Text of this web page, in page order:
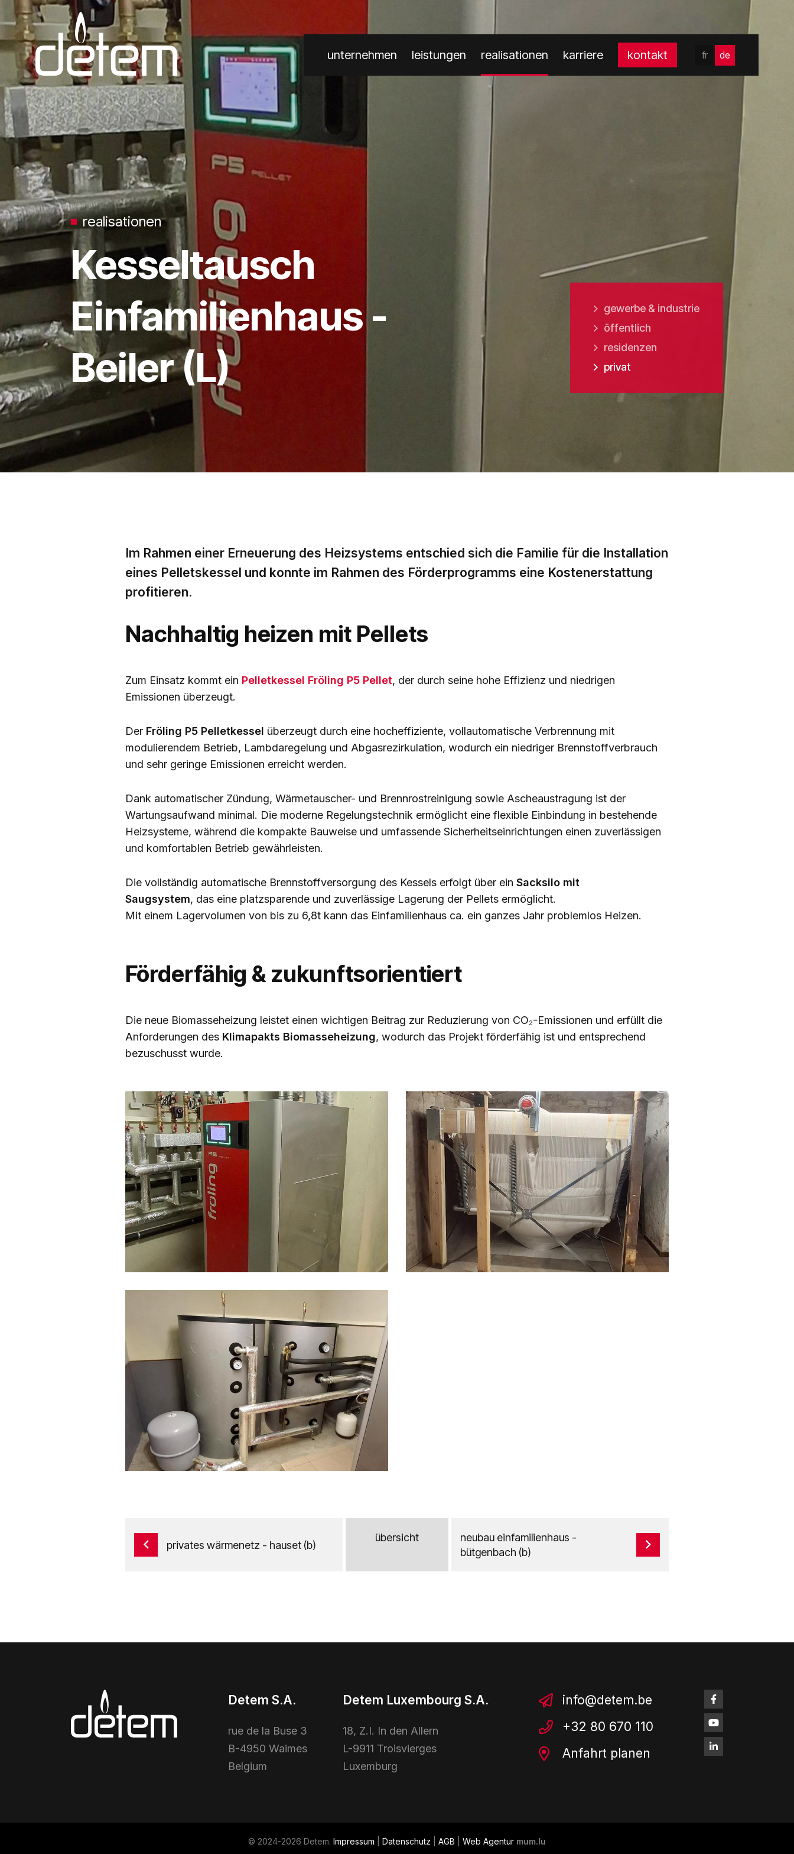
Zum Inhalt springen
unternehmen leistungen realisationen karriere kontakt fr de
realisationen
Kesseltausch
Einfamilienhaus -
Beiler (L)
gewerbe & industrie
öffentlich
residenzen
privat
Im Rahmen einer Erneuerung des Heizsystems entschied sich die Familie für die Installation
eines Pelletskessel und konnte im Rahmen des Förderprogramms eine Kostenerstattung
profitieren.
Nachhaltig heizen mit Pellets
Zum Einsatz kommt ein Pelletkessel Fröling P5 Pellet, der durch seine hohe Effizienz und niedrigen
Emissionen überzeugt.
Der Fröling P5 Pelletkessel überzeugt durch eine hocheffiziente, vollautomatische Verbrennung mit
modulierendem Betrieb, Lambdaregelung und Abgasrezirkulation, wodurch ein niedriger Brennstoffverbrauch
und sehr geringe Emissionen erreicht werden.
Dank automatischer Zündung, Wärmetauscher- und Brennrostreinigung sowie Ascheaustragung ist der
Wartungsaufwand minimal. Die moderne Regelungstechnik ermöglicht eine flexible Einbindung in bestehende
Heizsysteme, während die kompakte Bauweise und umfassende Sicherheitseinrichtungen einen zuverlässigen
und komfortablen Betrieb gewährleisten.
Die vollständig automatische Brennstoffversorgung des Kessels erfolgt über ein Sacksilo mit
Saugsystem, das eine platzsparende und zuverlässige Lagerung der Pellets ermöglicht.
Mit einem Lagervolumen von bis zu 6,8t kann das Einfamilienhaus ca. ein ganzes Jahr problemlos Heizen.
Förderfähig & zukunftsorientiert
Die neue Biomasseheizung leistet einen wichtigen Beitrag zur Reduzierung von CO₂-Emissionen und erfüllt die
Anforderungen des Klimapakts Biomasseheizung, wodurch das Projekt förderfähig ist und entsprechend
bezuschusst wurde.
privates wärmenetz - hauset (b)
übersicht
neubau einfamilienhaus -
bütgenbach (b)
Detem S.A.
rue de la Buse 3
B-4950 Waimes
Belgium
Detem Luxembourg S.A.
18, Z.I. In den Allern
L-9911 Troisvierges
Luxemburg
info@detem.be
+32 80 670 110
Anfahrt planen
© 2024-2026 Detem. Impressum Datenschutz AGB Web Agentur mum.lu